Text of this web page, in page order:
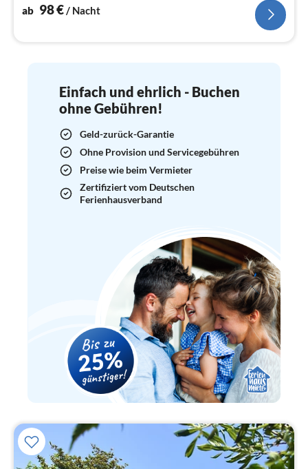
ab 98€/ Nacht
Einfach und ehrlich - Buchen
ohne Gebühren!
Geld-zurück-Garantie
Ohne Provision und Servicegebühren
Preise wie beim Vermieter
Zertifiziert vom Deutschen
Ferienhausverband